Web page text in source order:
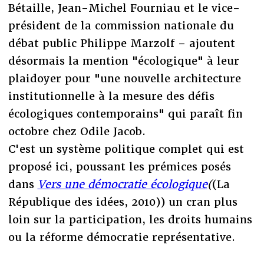
Bétaille, Jean-Michel Fourniau et le vice-
président de la commission nationale du
débat public Philippe Marzolf – ajoutent
désormais la mention "écologique" à leur
plaidoyer pour "une nouvelle architecture
institutionnelle à la mesure des défis
écologiques contemporains" qui paraît fin
octobre chez Odile Jacob.
C'est un système politique complet qui est
proposé ici, poussant les prémices posés
dans Vers une démocratie écologique((La
République des idées, 2010)) un cran plus
loin sur la participation, les droits humains
ou la réforme démocratie représentative.